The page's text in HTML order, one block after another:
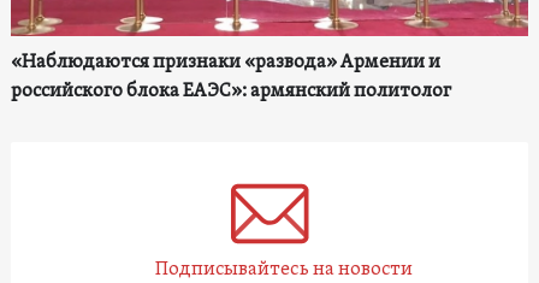
«Наблюдаются признаки «развода» Армении и
российского блока ЕАЭС»: армянский политолог
Подписывайтесь на новости